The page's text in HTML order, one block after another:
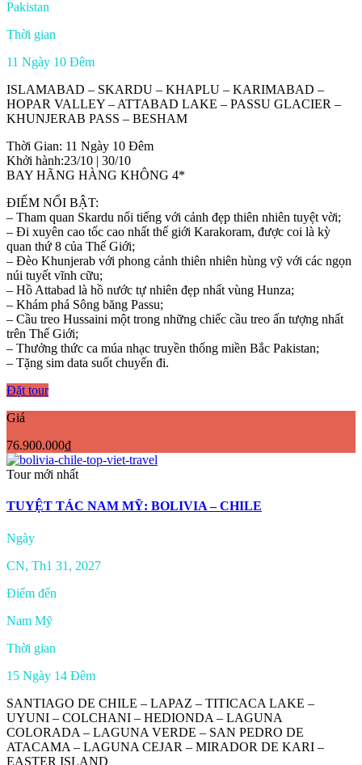
Pakistan
Thời gian
11 Ngày 10 Đêm
ISLAMABAD – SKARDU – KHAPLU – KARIMABAD –
HOPAR VALLEY – ATTABAD LAKE – PASSU GLACIER –
KHUNJERAB PASS – BESHAM
Thời Gian: 11 Ngày 10 Đêm
Khởi hành:23/10 | 30/10
BAY HÃNG HÀNG KHÔNG 4*
ĐIỂM NỔI BẬT:
– Tham quan Skardu nổi tiếng với cảnh đẹp thiên nhiên tuyệt vời;
– Đi xuyên cao tốc cao nhất thế giới Karakoram, được coi là kỳ
quan thứ 8 của Thế Giới;
– Đèo Khunjerab với phong cảnh thiên nhiên hùng vỹ với các ngọn
núi tuyết vĩnh cữu;
– Hồ Attabad là hồ nước tự nhiên đẹp nhất vùng Hunza;
– Khám phá Sông băng Passu;
– Cầu treo Hussaini một trong những chiếc cầu treo ấn tượng nhất
trên Thế Giới;
– Thưởng thức ca múa nhạc truyền thống miền Bắc Pakistan;
– Tặng sim data suốt chuyến đi.
Đặt tour
Giá
76.900.000₫
Tour mới nhất
TUYỆT TÁC NAM MỸ: BOLIVIA – CHILE
Ngày
CN, Th1 31, 2027
Điểm đến
Nam Mỹ
Thời gian
15 Ngày 14 Đêm
SANTIAGO DE CHILE – LAPAZ – TITICACA LAKE –
UYUNI – COLCHANI – HEDIONDA – LAGUNA
COLORADA – LAGUNA VERDE – SAN PEDRO DE
ATACAMA – LAGUNA CEJAR – MIRADOR DE KARI –
EASTER ISLAND